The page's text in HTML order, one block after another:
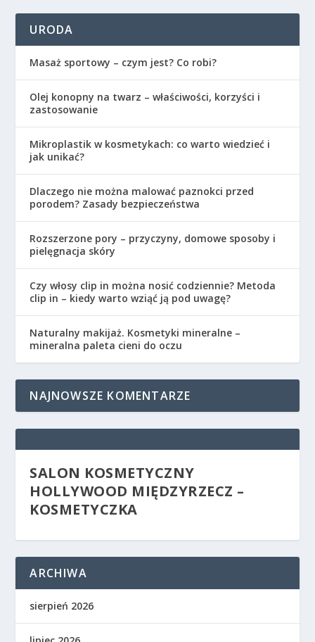
URODA
Masaż sportowy – czym jest? Co robi?
Olej konopny na twarz – właściwości, korzyści i
zastosowanie
Mikroplastik w kosmetykach: co warto wiedzieć i
jak unikać?
Dlaczego nie można malować paznokci przed
porodem? Zasady bezpieczeństwa
Rozszerzone pory – przyczyny, domowe sposoby i
pielęgnacja skóry
Czy włosy clip in można nosić codziennie? Metoda
clip in – kiedy warto wziąć ją pod uwagę?
Naturalny makijaż. Kosmetyki mineralne –
mineralna paleta cieni do oczu
NAJNOWSZE KOMENTARZE
SALON KOSMETYCZNY
HOLLYWOOD MIĘDZYRZECZ –
KOSMETYCZKA
ARCHIWA
sierpień 2026